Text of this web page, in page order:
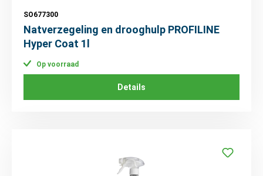
SO677300
Natverzegeling en drooghulp PROFILINE
Hyper Coat 1l
Op voorraad
Details